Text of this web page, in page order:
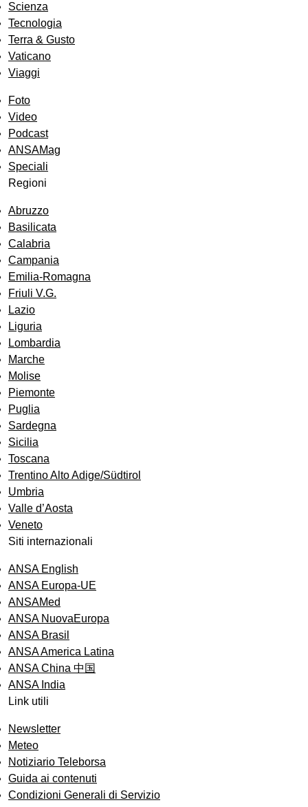
Scienza
Tecnologia
Terra & Gusto
Vaticano
Viaggi
Foto
Video
Podcast
ANSAMag
Speciali
Regioni
Abruzzo
Basilicata
Calabria
Campania
Emilia-Romagna
Friuli V.G.
Lazio
Liguria
Lombardia
Marche
Molise
Piemonte
Puglia
Sardegna
Sicilia
Toscana
Trentino Alto Adige/Südtirol
Umbria
Valle d’Aosta
Veneto
Siti internazionali
ANSA English
ANSA Europa-UE
ANSAMed
ANSA NuovaEuropa
ANSA Brasil
ANSA America Latina
ANSA China 中国
ANSA India
Link utili
Newsletter
Meteo
Notiziario Teleborsa
Guida ai contenuti
Condizioni Generali di Servizio